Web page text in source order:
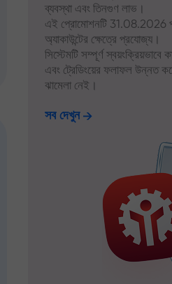
ব্যবস্থা এবং তিনগুণ লাভ।
এই প্রোমোশনটি 31.08.2026
অ্যাকাউন্টের ক্ষেত্রে প্রযোজ্য।
সিস্টেমটি সম্পূর্ণ
এবং ট্রেডিংয়ের ফলাফল উন্নত
ঝামেলা নেই।
সব দেখুন